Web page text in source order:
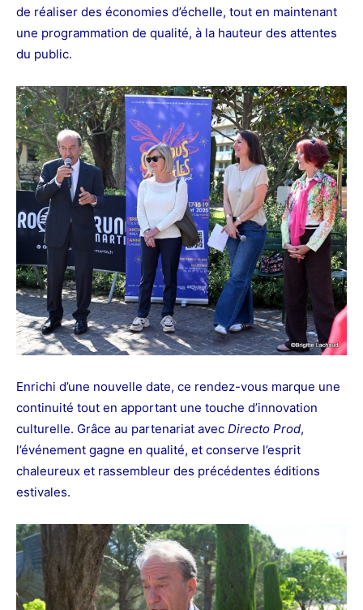
de réaliser des économies d’échelle, tout en maintenant
une programmation de qualité, à la hauteur des attentes
du public.
Enrichi d’une nouvelle date, ce rendez-vous marque une
continuité tout en apportant une touche d’innovation
culturelle. Grâce au partenariat avec Directo Prod,
l’événement gagne en qualité, et conserve l’esprit
chaleureux et rassembleur des précédentes éditions
estivales.